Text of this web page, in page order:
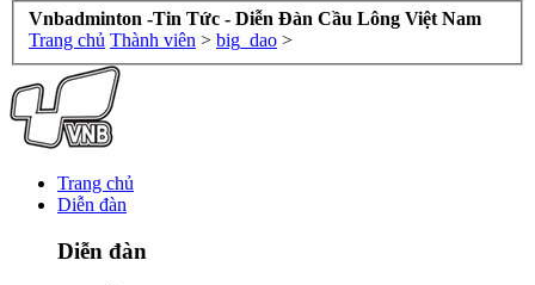
Vnbadminton -Tin Tức - Diễn Đàn Cầu Lông Việt Nam
Trang chủ Thành viên > big_dao >
Trang chủ
Diễn đàn
Diễn đàn